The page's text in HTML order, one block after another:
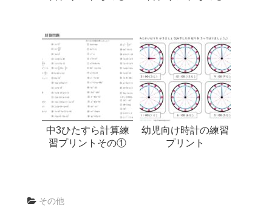
中3ひたすら計算練
習プリントその①
幼児向け時計の練習
プリント
その他